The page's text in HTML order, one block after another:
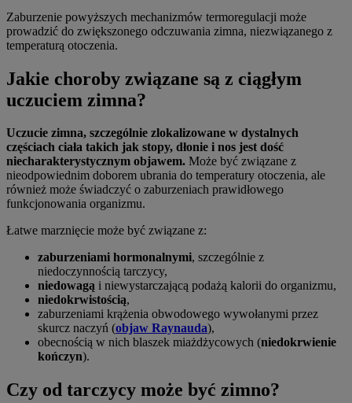
Zaburzenie powyższych mechanizmów termoregulacji może
prowadzić do zwiększonego odczuwania zimna, niezwiązanego z
temperaturą otoczenia.
Jakie choroby związane są z ciągłym
uczuciem zimna?
Uczucie zimna, szczególnie zlokalizowane w dystalnych
częściach ciała takich jak stopy, dłonie i nos jest dość
niecharakterystycznym objawem. Może być związane z
nieodpowiednim doborem ubrania do temperatury otoczenia, ale
również może świadczyć o zaburzeniach prawidłowego
funkcjonowania organizmu.
Łatwe marznięcie może być związane z:
zaburzeniami hormonalnymi, szczególnie z
niedoczynnością tarczycy,
niedowagą i niewystarczającą podażą kalorii do organizmu,
niedokrwistością,
zaburzeniami krążenia obwodowego wywołanymi przez
skurcz naczyń (objaw Raynauda),
obecnością w nich blaszek miażdżycowych (niedokrwienie
kończyn).
Czy od tarczycy może być zimno?